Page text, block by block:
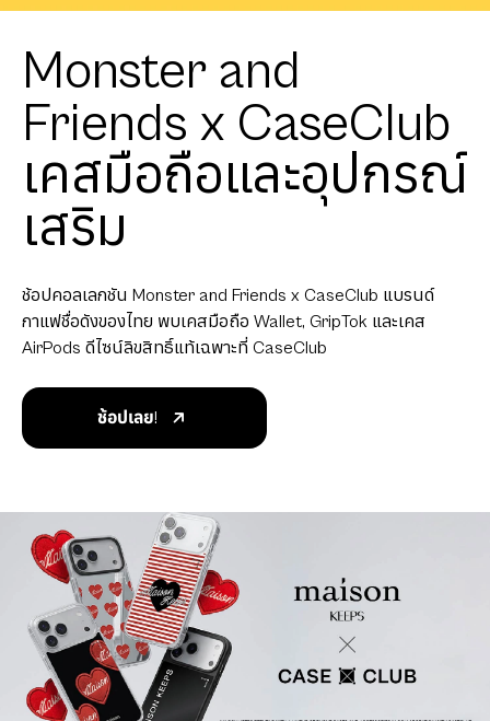
Monster and
Friends x CaseClub
เคสมือถือและอุปกรณ์
เสริม
ช้อปคอลเลกชัน Monster and Friends x CaseClub แบรนด์
กาแฟชื่อดังของไทย พบเคสมือถือ Wallet, GripTok และเคส
AirPods ดีไซน์ลิขสิทธิ์แท้เฉพาะที่ CaseClub
ช้อปเลย!